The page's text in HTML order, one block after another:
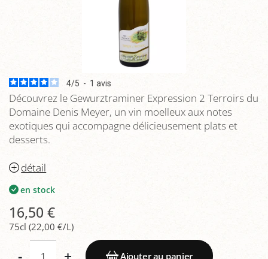
4/5 - 1 avis
Découvrez le Gewurztraminer Expression 2 Terroirs du
Domaine Denis Meyer, un vin moelleux aux notes
exotiques qui accompagne délicieusement plats et
desserts.
détail
en stock
16,50 €
75cl (22,00 €/L)
Ajouter au panier